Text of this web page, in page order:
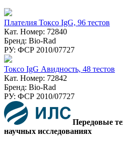
Плателия Токсо IgG, 96 тестов
Кат. Номер: 72840
Бренд: Bio-Rad
РУ: ФСР 2010/07727
Токсо IgG Авидность, 48 тестов
Кат. Номер: 72842
Бренд: Bio-Rad
РУ: ФСР 2010/07727
Передовые
научных исследованиях